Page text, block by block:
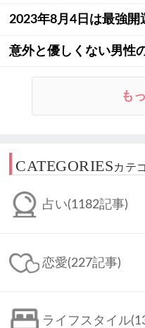
2023年8月4日は最強開
意外と優しくない男性
も
CATEGORIESカテ
占い(1182記事)
恋愛(227記事)
ライフスタイル